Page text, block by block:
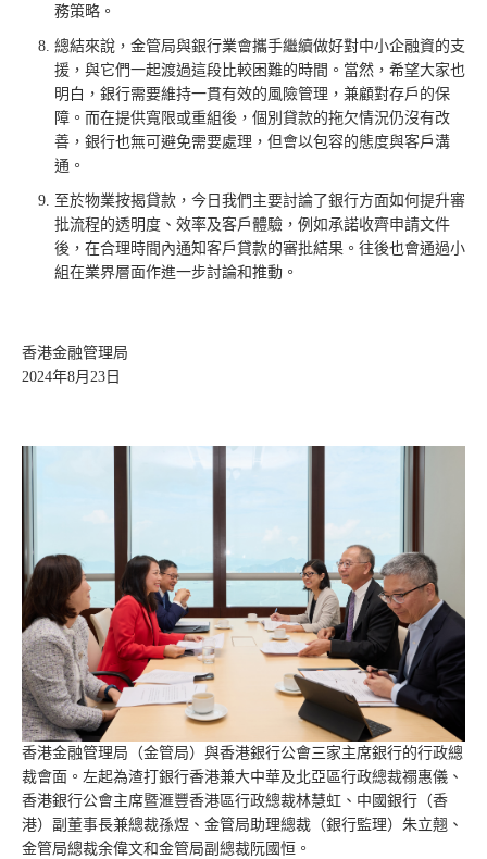
務策略。
總結來說，金管局與銀行業會攜手繼續做好對中小企融資的支
援，與它們一起渡過這段比較困難的時間。當然，希望大家也
明白，銀行需要維持一貫有效的風險管理，兼顧對存戶的保
障。而在提供寬限或重組後，個別貸款的拖欠情況仍沒有改
善，銀行也無可避免需要處理，但會以包容的態度與客戶溝
通。
至於物業按揭貸款，今日我們主要討論了銀行方面如何提升審
批流程的透明度、效率及客戶體驗，例如承諾收齊申請文件
後，在合理時間內通知客戶貸款的審批結果。往後也會通過小
組在業界層面作進一步討論和推動。
香港金融管理局
2024年8月23日
香港金融管理局（金管局）與香港銀行公會三家主席銀行的行政總
裁會面。左起為渣打銀行香港兼大中華及北亞區行政總裁禤惠儀、
香港銀行公會主席暨滙豐香港區行政總裁林慧虹、中國銀行（香
港）副董事長兼總裁孫煜、金管局助理總裁（銀行監理）朱立翹、
金管局總裁余偉文和金管局副總裁阮國恒。